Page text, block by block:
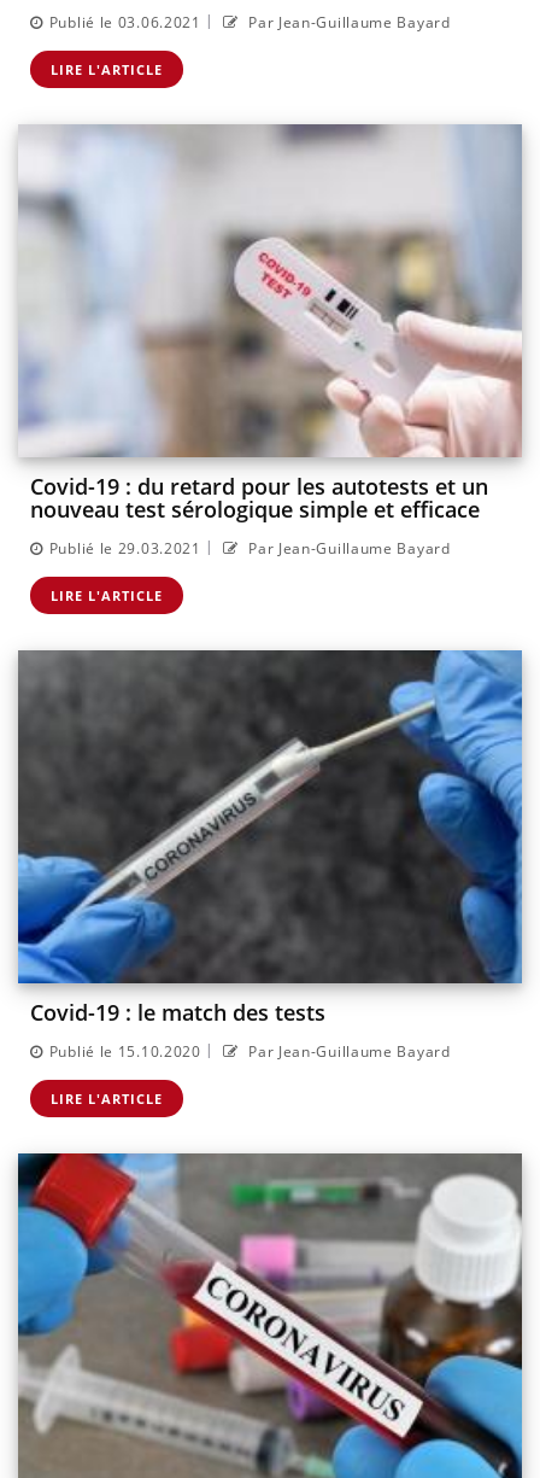
Publié le 03.06.2021 | Par Jean-Guillaume Bayard
LIRE L'ARTICLE
Covid-19 : du retard pour les autotests et un
nouveau test sérologique simple et efficace
Publié le 29.03.2021 | Par Jean-Guillaume Bayard
LIRE L'ARTICLE
Covid-19 : le match des tests
Publié le 15.10.2020 | Par Jean-Guillaume Bayard
LIRE L'ARTICLE